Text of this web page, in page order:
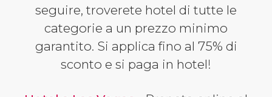
seguire, troverete hotel di tutte le
categorie a un prezzo minimo
garantito. Si applica fino al 75% di
sconto e si paga in hotel!